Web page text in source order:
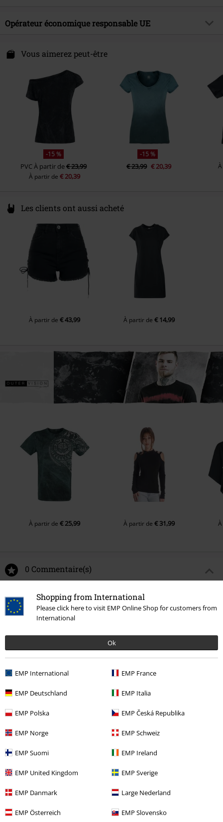
Shopping from International
Please click here to visit EMP Online Shop for customers from
International
Ok
EMP International EMP France
EMP Deutschland EMP Italia
EMP Polska EMP Česká Republika
EMP Norge EMP Schweiz
EMP Suomi EMP Ireland
EMP United Kingdom EMP Sverige
EMP Danmark Large Nederland
EMP Österreich EMP Slovensko
Collection
Femme
Matière extérieure
100% Coton
Certification
Opérateur économique responsable UE
Avda Paisos Catalanes 168
https://www.outer-vision.com/es/
Vous aimerez peut-être
-15 %
PVCÀ partir de€ 23,99
À partir de€ 20,39
-15 %
€ 23,99 € 20,39
Les clients ont aussi acheté
À partir de€ 43,99 À partir de€ 14,99
À partir de€ 25,99 À partir de€ 31,99
0 Commentaire(s)
Donnez-nous votre avis sur "Selma".
Rédiger un commentaire
Dernière visite